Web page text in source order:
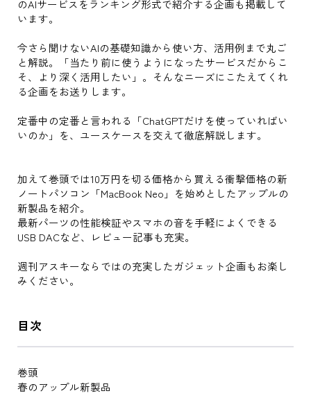
のAIサービスをランキング形式で紹介する企画も掲載して
います。
今さら聞けないAIの基礎知識から使い方、活用例まで丸ご
と解説。「当たり前に使うようになったサービスだからこ
そ、より深く活用したい」。そんなニーズにこたえてくれ
る企画をお送りします。
定番中の定番と言われる「ChatGPTだけを使っていればい
いのか」を、ユースケースを交えて徹底解説します。
加えて巻頭では10万円を切る価格から買える衝撃価格の新
ノートパソコン「MacBook Neo」を始めとしたアップルの
新製品を紹介。
最新パーツの性能検証やスマホの音を手軽によくできる
USB DACなど、レビュー記事も充実。
週刊アスキーならではの充実したガジェット企画もお楽し
みください。
目次
巻頭
春のアップル新製品